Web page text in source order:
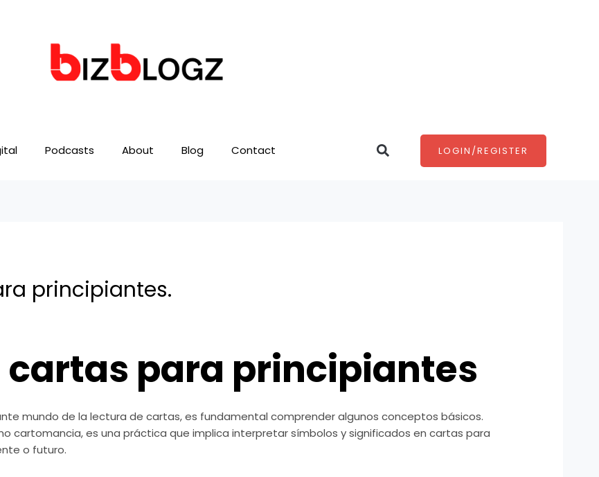
Podcasts About Blog Contact SearchLOGIN/REGISTER
principiantes.
para principiantes
mundo de la lectura de cartas, es fundamental comprender algunos conceptos básicos.
cartomancia, es una práctica que implica interpretar símbolos y significados en cartas para
o futuro.